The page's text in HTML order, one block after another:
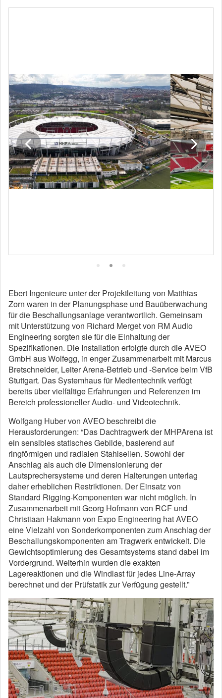
Ebert Ingenieure unter der Projektleitung von Matthias
Zorn waren in der Planungsphase und Bauüberwachung
für die Beschallungsanlage verantwortlich. Gemeinsam
mit Unterstützung von Richard Merget von RM Audio
Engineering sorgten sie für die Einhaltung der
Spezifikationen. Die Installation erfolgte durch die AVEO
GmbH aus Wolfegg, in enger Zusammenarbeit mit Marcus
Bretschneider, Leiter Arena-Betrieb und -Service beim VfB
Stuttgart. Das Systemhaus für Medientechnik verfügt
bereits über vielfältige Erfahrungen und Referenzen im
Bereich professioneller Audio- und Videotechnik.
Wolfgang Huber von AVEO beschreibt die
Herausforderungen: “Das Dachtragwerk der MHPArena ist
ein sensibles statisches Gebilde, basierend auf
ringförmigen und radialen Stahlseilen. Sowohl der
Anschlag als auch die Dimensionierung der
Lautsprechersysteme und deren Halterungen unterlag
daher erheblichen Restriktionen. Der Einsatz von
Standard Rigging-Komponenten war nicht möglich. In
Zusammenarbeit mit Georg Hofmann von RCF und
Christiaan Hakmann von Expo Engineering hat AVEO
eine Vielzahl von Sonderkomponenten zum Anschlag der
Beschallungskomponenten am Tragwerk entwickelt. Die
Gewichtsoptimierung des Gesamtsystems stand dabei im
Vordergrund. Weiterhin wurden die exakten
Lagereaktionen und die Windlast für jedes Line-Array
berechnet und der Prüfstatik zur Verfügung gestellt.”